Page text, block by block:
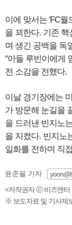
이에 맞서는 'FC월
을 꾀한다. 기존
며 생긴 공백을 독
"아들 루빈이에게
전 소감을 전했다.
이날 경기장에는
가 방문해 눈길을
을 드러낸 빈지노
을 지켰다. 빈지노
일화를 전하며 직
윤준필 기자
<저작권자 ⓒ 비즈엔터
※ 보도자료 및 기사제